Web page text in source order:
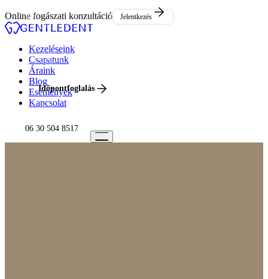
Online fogászati konzultáció Jelentkezés
Kezeléseink
Csapatunk
Áraink
Blog
Események
Kapcsolat
06 30 504 8517
Események
Kapcsolat
Időpontfoglalás